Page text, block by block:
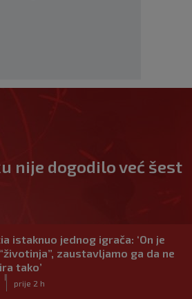
nije dogodilo već šest
istaknuo jednog igrača: ‘On je
zaustavljamo ga da ne
tako’
prije 2 h